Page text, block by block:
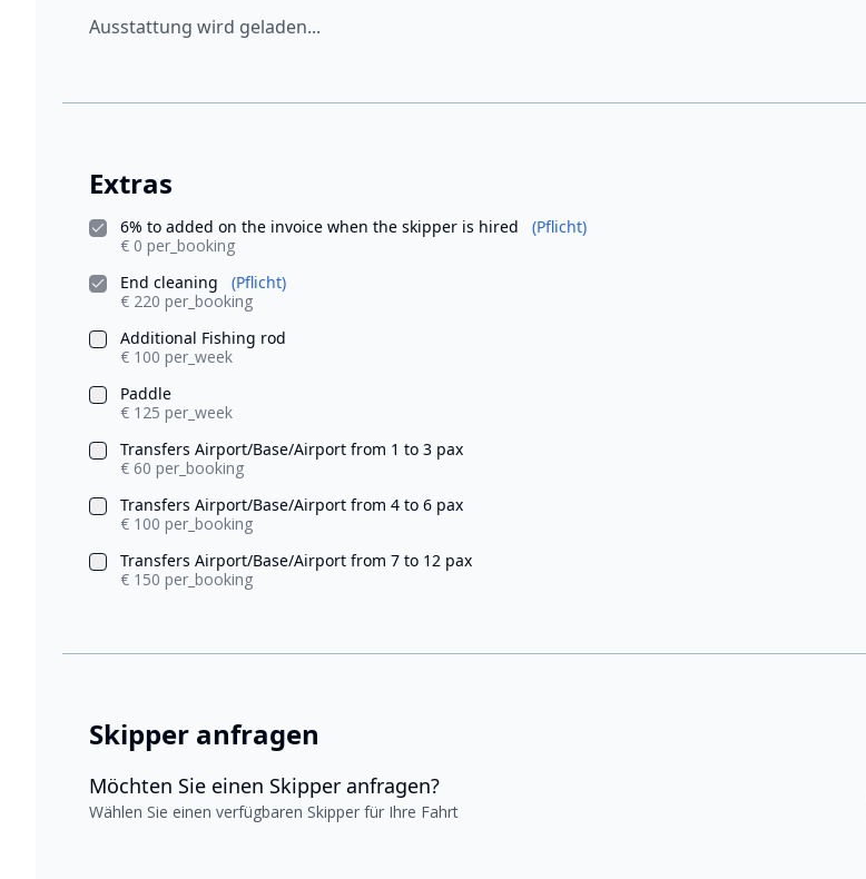
Ausstattung wird geladen...
Extras
6% to added on the invoice when the skipper is hired
(Pflicht)
€ 0 per_booking
End cleaning
(Pflicht)
€ 220 per_booking
Additional Fishing rod
€ 100 per_week
Paddle
€ 125 per_week
Transfers Airport/Base/Airport from 1 to 3 pax
€ 60 per_booking
Transfers Airport/Base/Airport from 4 to 6 pax
€ 100 per_booking
Transfers Airport/Base/Airport from 7 to 12 pax
€ 150 per_booking
Skipper anfragen
Möchten Sie einen Skipper anfragen?
Wählen Sie einen verfügbaren Skipper für Ihre Fahrt